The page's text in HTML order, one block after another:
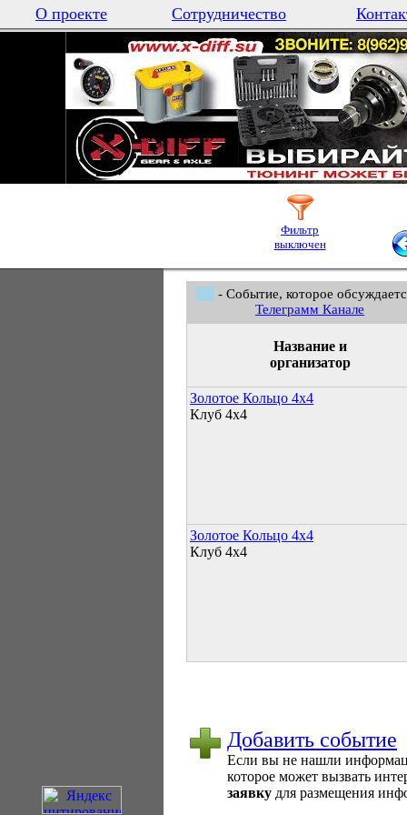
О проекте Сотрудничество
Фильтр
выключен
- Событие, которое
Телеграмм Канале
Название и
организатор
Золотое Кольцо 4х4
Клуб 4х4
Золотое Кольцо 4х4
Клуб 4х4
Добавить событие
Если вы не нашли
которое может вызвать
заявку для размещения